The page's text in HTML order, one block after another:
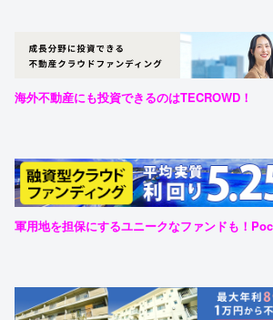
海外不動産にも投資できるのはTECROWD！
軍用地を担保にするユニークなファンドも！